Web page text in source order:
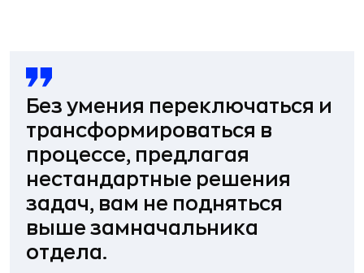
Без умения переключаться и
трансформироваться в
процессе, предлагая
нестандартные решения
задач, вам не подняться
выше замначальника
отдела.